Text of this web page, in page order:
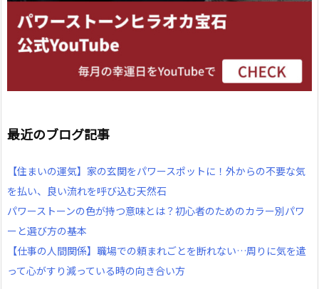
最近のブログ記事
【住まいの運気】家の玄関をパワースポットに！外からの不要な気
を払い、良い流れを呼び込む天然石
パワーストーンの色が持つ意味とは？初心者のためのカラー別パワ
ーと選び方の基本
【仕事の人間関係】職場での頼まれごとを断れない…周りに気を遣
って心がすり減っている時の向き合い方